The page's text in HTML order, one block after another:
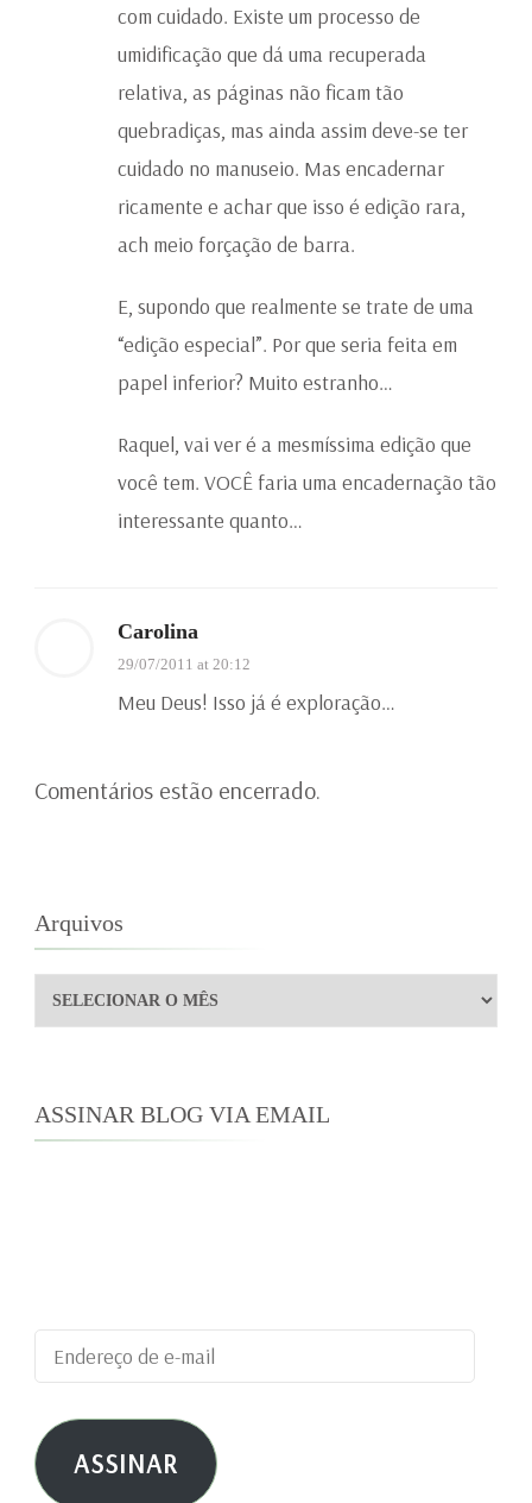
com cuidado. Existe um processo de
umidificação que dá uma recuperada
relativa, as páginas não ficam tão
quebradiças, mas ainda assim deve-se ter
cuidado no manuseio. Mas encadernar
ricamente e achar que isso é edição rara,
ach meio forçação de barra.
E, supondo que realmente se trate de uma
“edição especial”. Por que seria feita em
papel inferior? Muito estranho…
Raquel, vai ver é a mesmíssima edição que
você tem. VOCÊ faria uma encadernação tão
interessante quanto…
Carolina
29/07/2011 at 20:12
Meu Deus! Isso já é exploração…
Comentários estão encerrado.
Arquivos
Arquivos
ASSINAR BLOG VIA EMAIL
Endereço
de
e-
mail ASSINAR